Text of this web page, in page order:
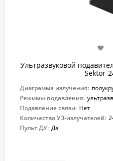
Ультразвуковой
Sektor-
Диаграмма излучения:
Режимы подавления:
Подавление связи: Нет
Количество УЗ-излучателей:
Пульт ДУ: Да